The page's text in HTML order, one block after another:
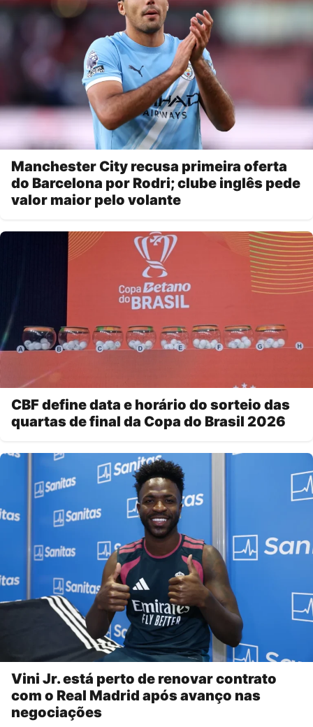
Manchester City recusa primeira oferta
do Barcelona por Rodri; clube inglês pede
valor maior pelo volante
CBF define data e horário do sorteio das
quartas de final da Copa do Brasil 2026
Vini Jr. está perto de renovar contrato
com o Real Madrid após avanço nas
negociações